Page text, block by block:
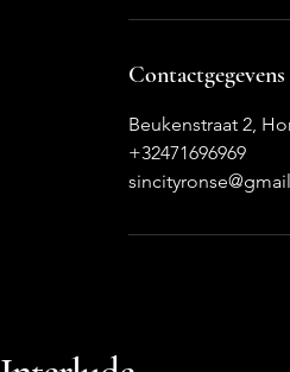
Contactgegevens
Beukenstraat 2,
+32471696969